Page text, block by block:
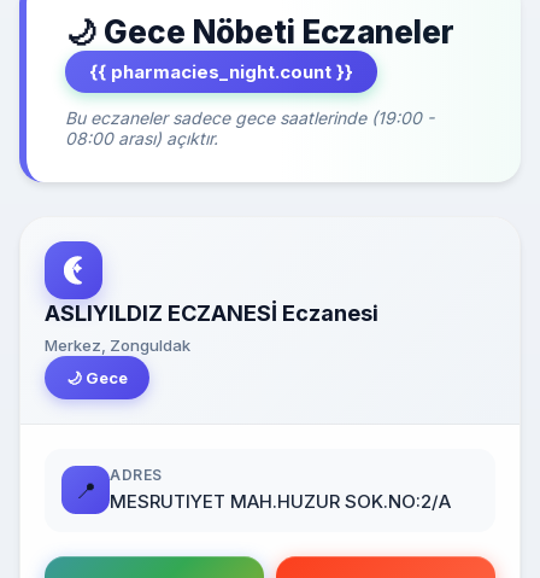
🌙 Gece Nöbeti Eczaneler
{{ pharmacies_night.count }}
Bu eczaneler sadece gece saatlerinde (19:00 -
08:00 arası) açıktır.
ASLIYILDIZ ECZANESİ Eczanesi
Merkez, Zonguldak
🌙 Gece
📍
ADRES
MESRUTIYET MAH.HUZUR SOK.NO:2/A